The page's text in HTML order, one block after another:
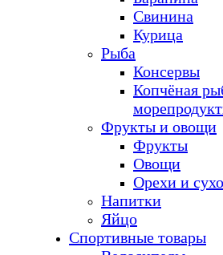
Свинина
Курица
Рыба
Консервы
Копчёная
Фрукты и овощи
Фрукты
Овощи
Орехи и
Напитки
Яйцо
Спортивные товары